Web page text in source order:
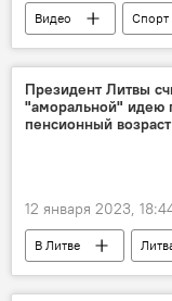
Видео Спорт
баскетбол
Йонас Валанчюнас
Президент Литвы
"аморальной" идею
пенсионный возраст
12 января 2023,
В Литве
пенсионеры